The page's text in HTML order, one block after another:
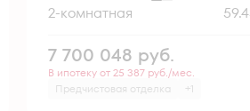
2-комнатная
7 700 048 руб.
В ипотеку от 25 387 руб./мес.
Предчистовая отделка
+1